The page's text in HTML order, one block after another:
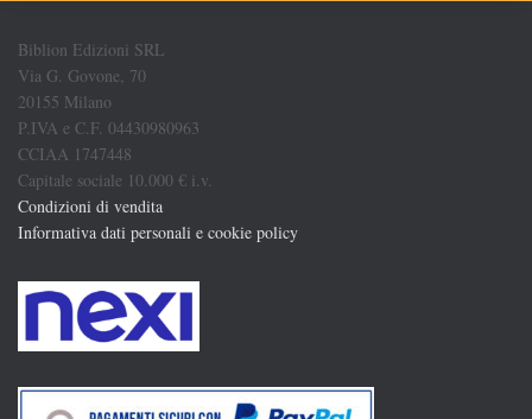
Biblion Edizioni SRL
Via G. Govone, 70
20155 Milano
P.IVA e C.F. 04430980963
CCIAA 1747448
Capitale sociale 10.000 € i.v.
Condizioni di vendita
Informativa dati personali e cookie policy